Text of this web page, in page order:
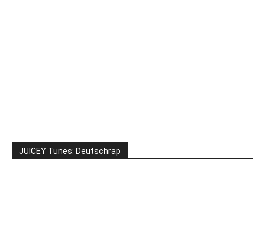
JUICEY Tunes: Deutschrap